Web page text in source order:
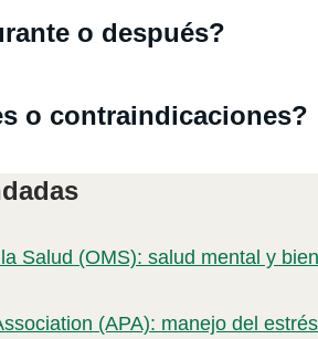
o después?
o contraindicaciones?
Salud (OMS): salud mental y
(APA): manejo del